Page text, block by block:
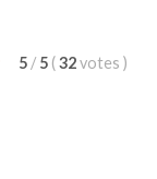
5 / 5 (32votes )